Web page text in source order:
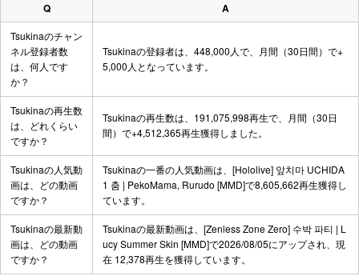
Q A
Tsukinaのチャン
ネル登録者数
は、何人です
か？
Tsukinaの登録者は、448,000人で、月間（30日間）で+
5,000人となっています。
Tsukinaの再生数
は、どれくらい
ですか？
Tsukinaの再生数は、191,075,998再生で、月間（30日
間）で+4,512,365再生獲得しました。
Tsukinaの人気動
画は、どの動画
ですか？
Tsukinaの一番の人気動画は、 [Hololive] 앞치마 UCHIDA
1 춤 | PekoMama, Rurudo [MMD]で8,605,662再生獲得し
ています。
Tsukinaの最新動
画は、どの動画
ですか？
Tsukinaの最新動画は、 [Zenless Zone Zero] 수박 파티 | L
ucy Summer Skin [MMD]で2026/08/05にアップされ、現
在 12,378再生を獲得しています。